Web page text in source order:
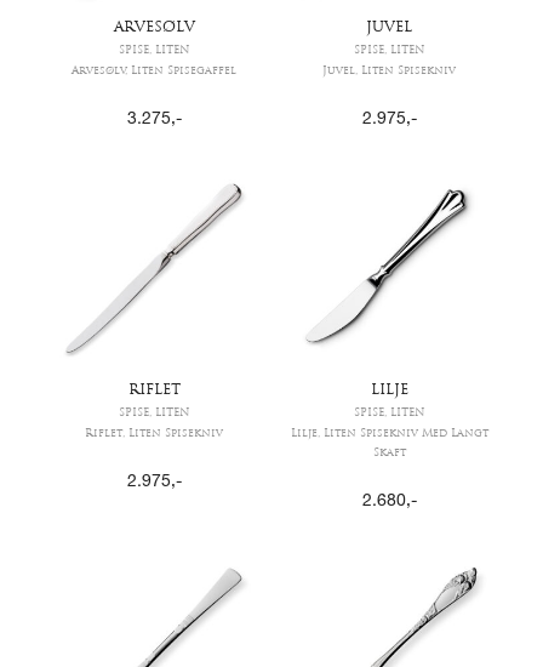
ARVESØLV
SPISE, LITEN
Arvesølv, Liten Spisegaffel
3.275,-
JUVEL
SPISE, LITEN
Juvel, Liten Spisekniv
2.975,-
RIFLET
SPISE, LITEN
Riflet, Liten Spisekniv
2.975,-
LILJE
SPISE, LITEN
Lilje, Liten Spisekniv Med Langt
Skaft
2.680,-